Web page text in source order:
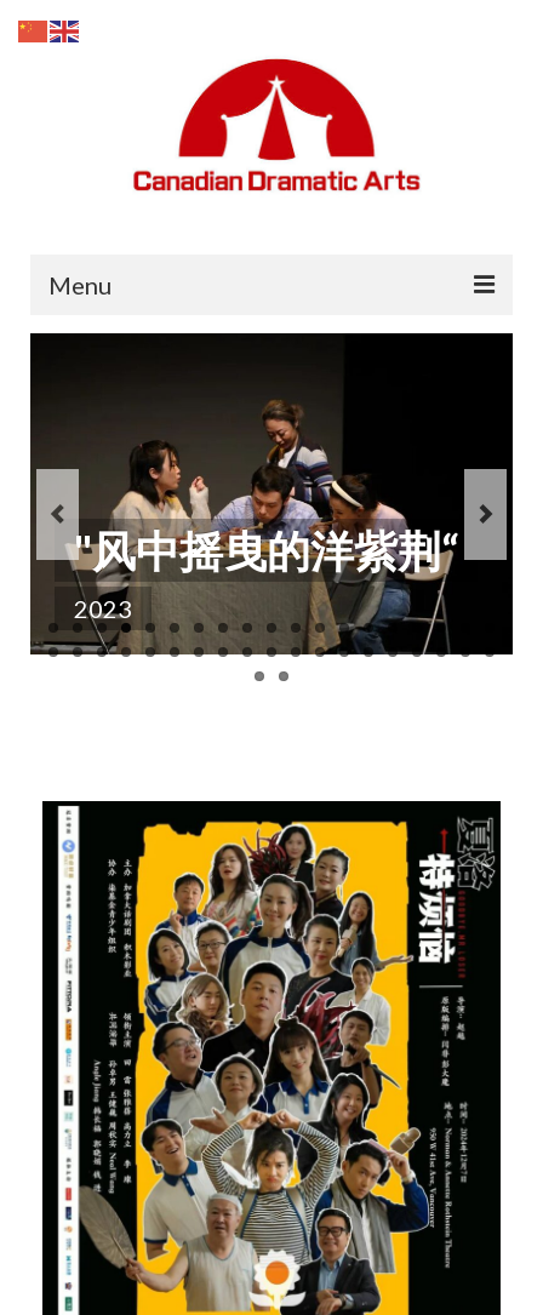
Menu
媒体上的剧团
关于我们
联系我们
Blog
售票
"风中摇曳的洋紫荆“
2023